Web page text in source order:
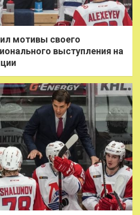
мотивы своего
выступления на